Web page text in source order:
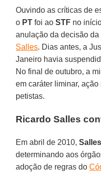
Ouvindo as críticas de
o PT foi aoSTF no
anulação da decisão
Salles. Dias antes, a
Janeiro havia
No final de outubro, a
em caráter liminar,
petistas.
Ricardo Salles
Em abril de 2010,Salles
determinando aos
adoção de regras do